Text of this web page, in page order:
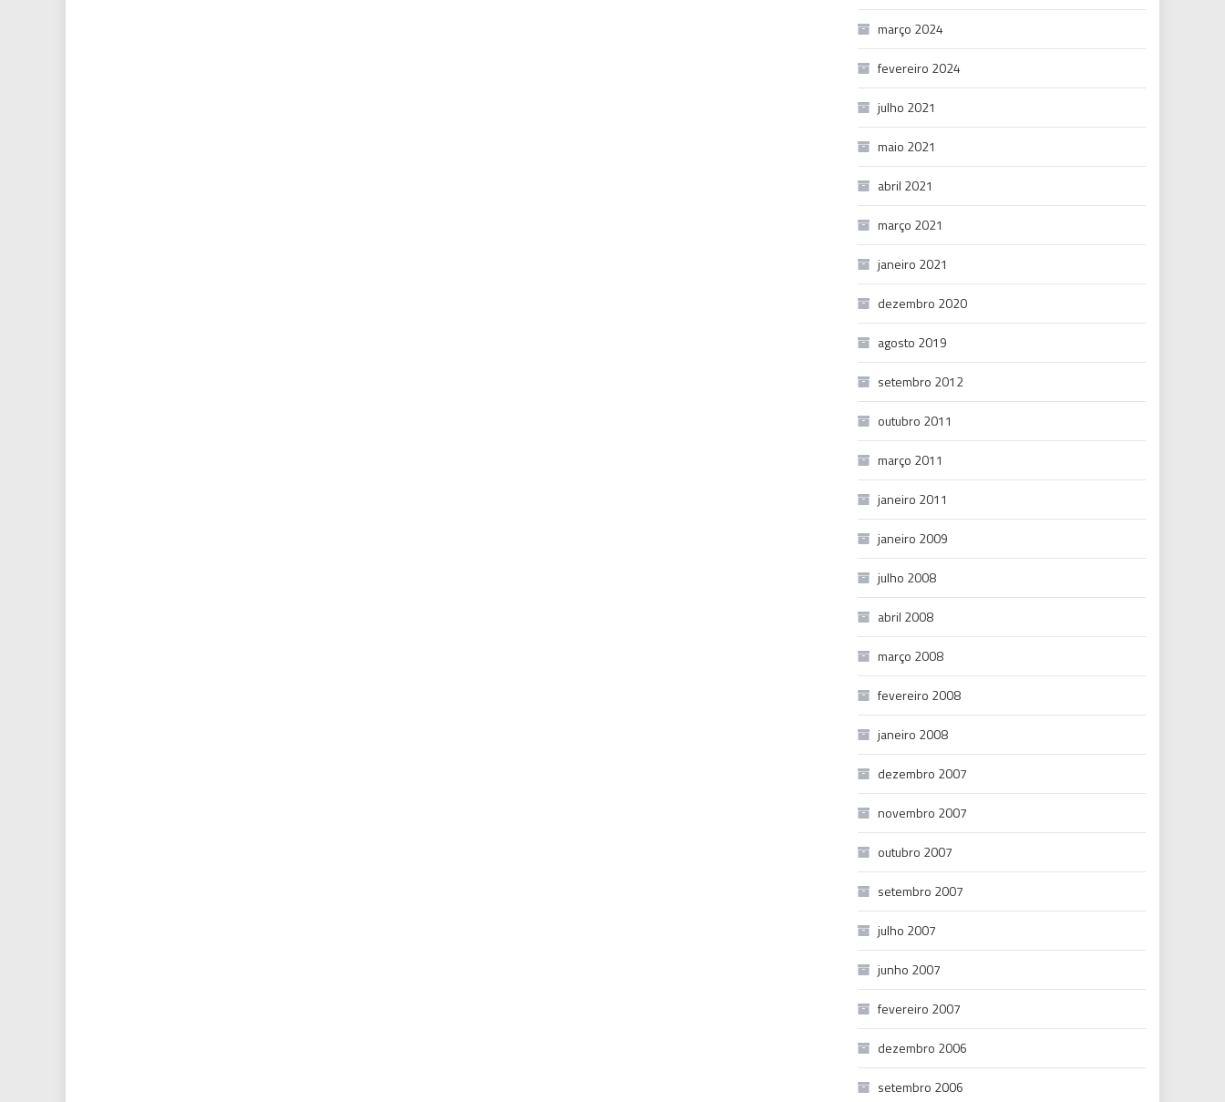
março 2024
fevereiro 2024
julho 2021
maio 2021
abril 2021
março 2021
janeiro 2021
dezembro 2020
agosto 2019
setembro 2012
outubro 2011
março 2011
janeiro 2011
janeiro 2009
julho 2008
abril 2008
março 2008
fevereiro 2008
janeiro 2008
dezembro 2007
novembro 2007
outubro 2007
setembro 2007
julho 2007
junho 2007
fevereiro 2007
dezembro 2006
setembro 2006